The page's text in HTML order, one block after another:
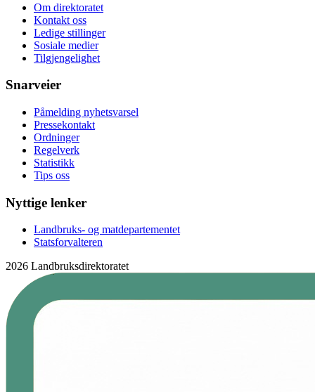
Om direktoratet
Kontakt oss
Ledige stillinger
Sosiale medier
Tilgjengelighet
Snarveier
Påmelding nyhetsvarsel
Pressekontakt
Ordninger
Regelverk
Statistikk
Tips oss
Nyttige lenker
Landbruks- og matdepartementet
Statsforvalteren
2026 Landbruksdirektoratet